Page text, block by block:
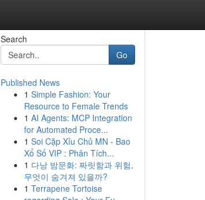
Search
Go
Published News
1 Simple Fashion: Your
Resource to Female Trends
1 AI Agents: MCP Integration
for Automated Proce...
1 Soi Cặp Xỉu Chủ MN - Bao
Xổ Số VIP : Phân Tích...
1 다낭 밤문화: 짜릿함과 위험,
무엇이 숨겨져 있을까?
1 Terrapene Tortoise